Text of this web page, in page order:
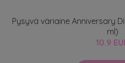
Pysyvä väriaine Anniversary
ml)
10.9